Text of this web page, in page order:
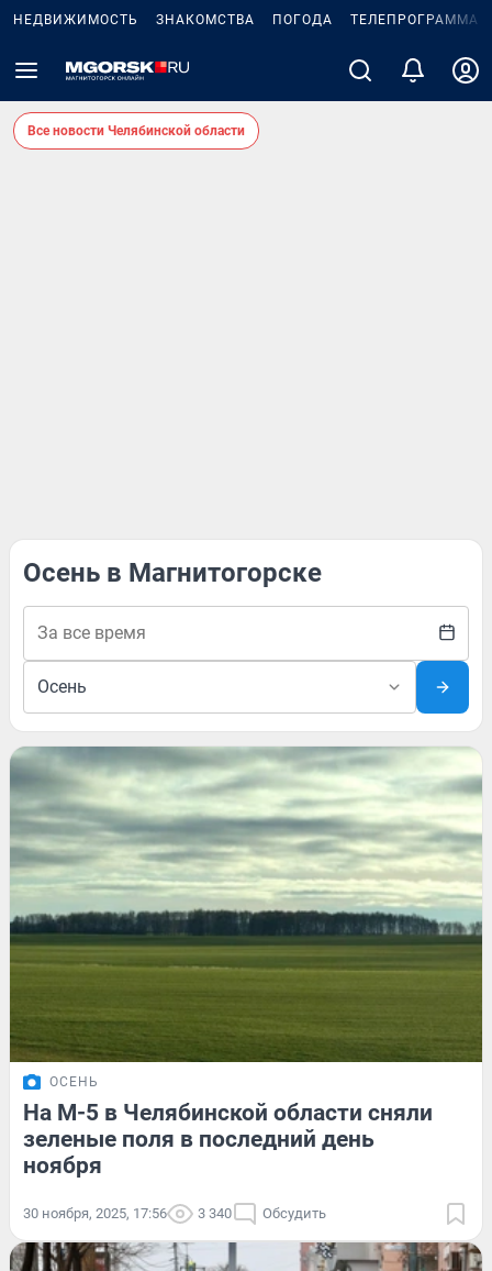
НЕДВИЖИМОСТЬ ЗНАКОМСТВА ПОГОДА ТЕЛЕПРОГРАММА
Все новости Челябинской области
Осень в Магнитогорске
ОСЕНЬ
На М-5 в Челябинской области сняли
зеленые поля в последний день
ноября
30 ноября, 2025, 17:56 3 340 Обсудить